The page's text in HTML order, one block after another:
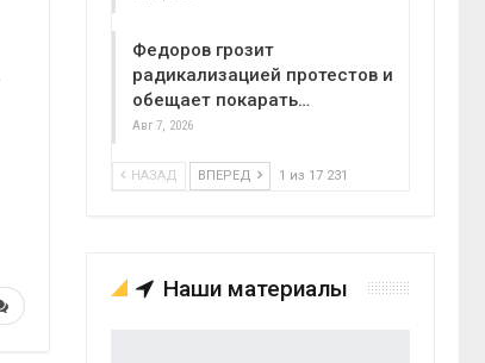
Федоров грозит
радикализацией протестов и
обещает покарать…
Авг 7, 2026
НАЗАД ВПЕРЕД 1 из 17 231
Наши материалы